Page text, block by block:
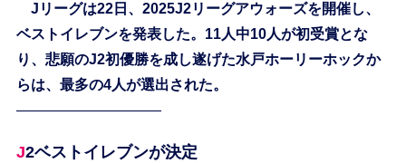
Jリーグは22日、2025J2リーグアウォーズを開催し、
ベストイレブンを発表した。11人中10人が初受賞とな
り、悲願のJ2初優勝を成し遂げた水戸ホーリーホックか
らは、最多の4人が選出された。
——————————
J2ベストイレブンが決定